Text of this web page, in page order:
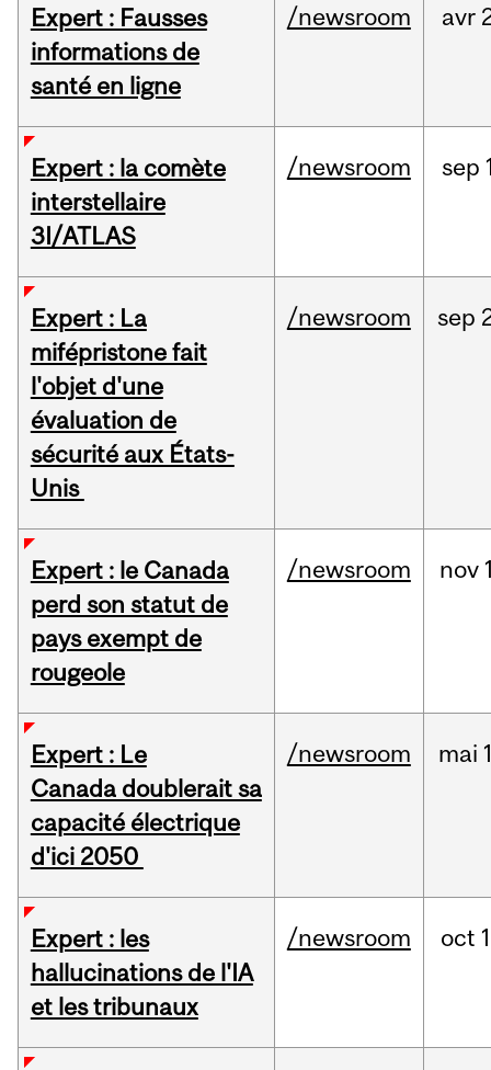
Expert : Fausses
informations de
santé en ligne
/newsroom avr
Expert : la comète
interstellaire
3I/ATLAS
/newsroom sep
Expert : La
mifépristone fait
l'objet d'une
évaluation de
sécurité aux États-
Unis
/newsroom sep
Expert : le Canada
perd son statut de
pays exempt de
rougeole
/newsroom nov
Expert : Le
Canada doublerait sa
capacité électrique
d'ici 2050
/newsroom mai
Expert : les
hallucinations de l'IA
et les tribunaux
/newsroom oct